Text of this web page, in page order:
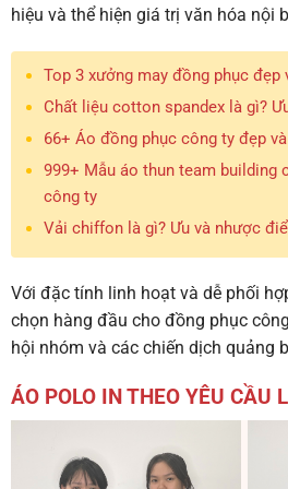
hiệu và thể hiện giá trị văn hóa nội
Top 3 xưởng may đồng phục đẹp
Chất liệu cotton spandex là gì?
66+ Áo đồng phục công ty đẹp
999+ Mẫu áo thun team building
công ty
Vải chiffon là gì? Ưu và nhược
Với đặc tính linh hoạt và dễ phối
chọn hàng đầu cho đồng phục
hội nhóm và các chiến dịch quảng
ÁO POLO IN THEO YÊU CẦU